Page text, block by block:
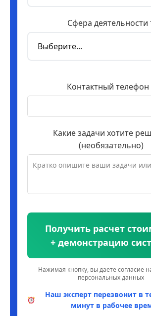
Сфера деятельности
Контактный
Какие задачи хотите
(необязательно)
Получить расчет
+ демонстрацию
Нажимая кнопку, вы даете согласие
персональных данных
Наш эксперт перезвонит в
минут в рабочее